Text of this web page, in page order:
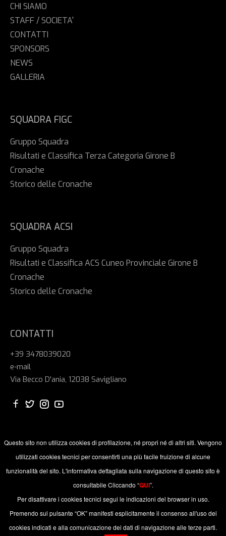
CHI SIAMO
STAFF / SOCIETA'
CONTATTI
SPONSORS
NEWS
GALLERIA
SQUADRA FIGC
Gruppo Squadra
Risultati e Classifica Terza Categoria Girone B
Cronache
Storico delle Cronache
SQUADRA ACSI
Gruppo Squadra
Risultati e Classifica ACS Cuneo Provinciale Girone B
Cronache
Storico delle Cronache
CONTATTI
+39 3478039020
e-mail
Via Becco D'ania, 12038 Savigliano
© 2024 ALBATROS SAVIGLIANO ASD P. IVA: 03957630043 /
C.F.: 94051110040. All Rights Reserved. Edited and maintained
by
Nahweb.net
Privacy & Cookie Policy
Questo sito non utilizza cookies di profilazione, né propri né di altri siti. Vengono
utilizzati cookies tecnici per consentirti una più facile fruizione di alcune
funzionalità del sito. L'informativa dettagliata sulla navigazione di questo sito è
consultabile Cliccando “QUI”.
Per disattivare i cookies tecnici segui le indicazioni del browser in uso.
Premendo sul pulsante “OK” manifesti esplicitamente il consenso all'uso dei
cookies indicati e alla comunicazione dei dati di navigazione alle terze parti.